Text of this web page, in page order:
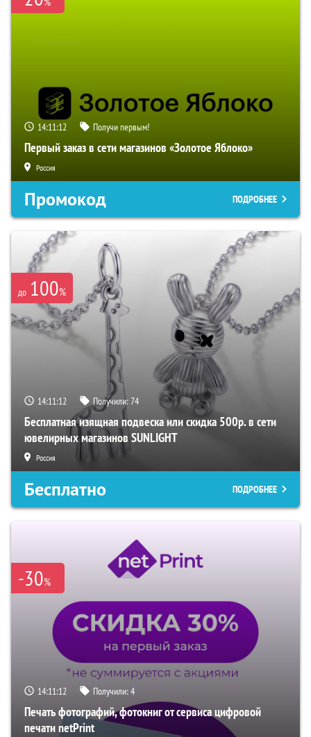
14:11:11 Получи первым!
Первый заказ в сети магазинов «Золотое Яблоко»
Россия
Промокод ПОДРОБНЕЕ
до 100%
14:11:11 Получили:74
Бесплатная изящная подвеска или скидка 500р. в сети
ювелирных магазинов SUNLIGHT
Россия
Бесплатно ПОДРОБНЕЕ
-30%
14:11:11 Получили:4
Печать фотографий, фотокниг от сервиса цифровой
печати netPrint